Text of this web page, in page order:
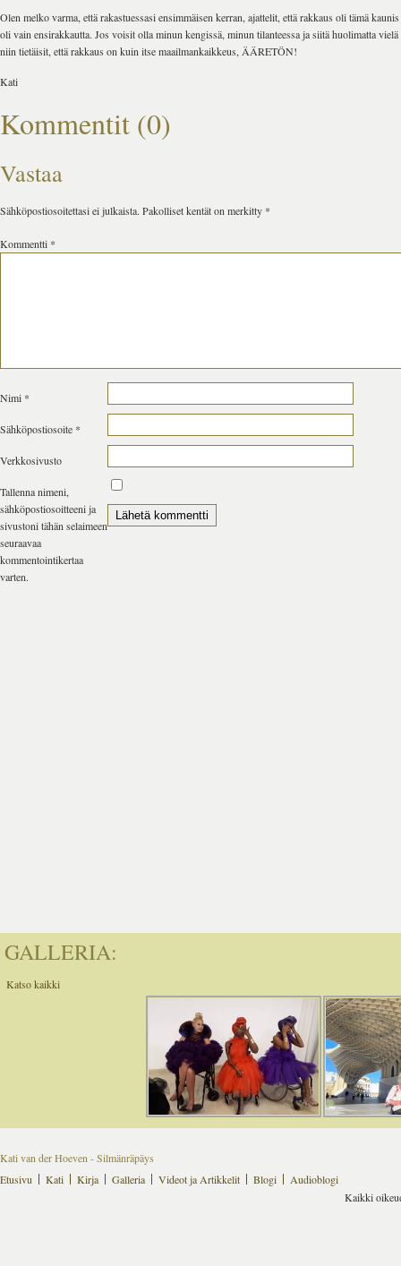
Olen melko varma, että rakastuessasi ensimmäisen kerran, ajattelit, että rakkaus oli tämä
oli vain ensirakkautta. Jos voisit olla minun kengissä, minun tilanteessa ja siitä huolimatta
niin tietäisit, että rakkaus on kuin itse maailmankaikkeus, ÄÄRETÖN!
Kati
Kommentit (0)
Vastaa
Sähköpostiosoitettasi ei julkaista. Pakolliset kentät on merkitty *
Kommentti *
Nimi *
Sähköpostiosoite *
Verkkosivusto
Tallenna nimeni,
sähköpostiosoitteeni ja
sivustoni tähän selaimeen
seuraavaa
kommentointikertaa
varten.
GALLERIA:
Katso kaikki
Kati van der Hoeven - Silmänräpäys
Etusivu
Kati Kirja Galleria Videot ja Artikkelit Blogi
Audioblogi
Kaikki